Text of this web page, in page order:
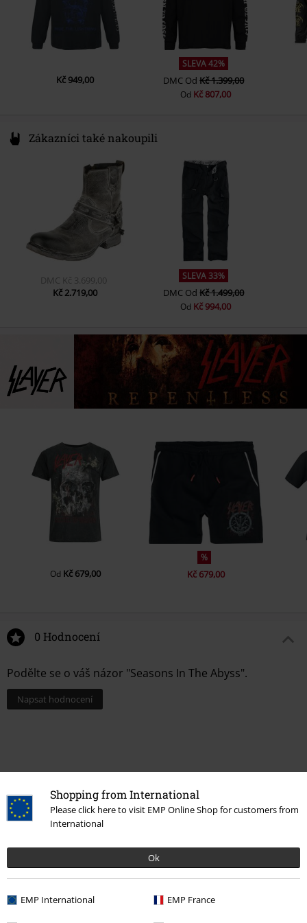
Shopping from International
Please click here to visit EMP Online Shop for customers from
International
Ok
EMP International EMP France
Kč 949,00
SLEVA 42%
DMC OdKč 1.399,00
Od Kč 807,00
Zákazníci také nakoupili
DMC Kč 3.699,00
Kč 2.719,00
SLEVA 33%
DMC OdKč 1.499,00
Od Kč 994,00
Od Kč 679,00
%
Kč 679,00
0 Hodnocení
Podělte se o váš názor "Seasons In The Abyss".
Napsat hodnocení
Naposledy navštívené